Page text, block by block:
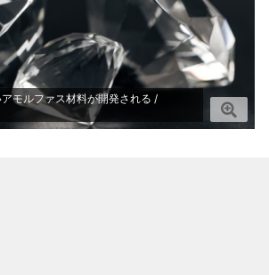
モルファス材料が開発される /